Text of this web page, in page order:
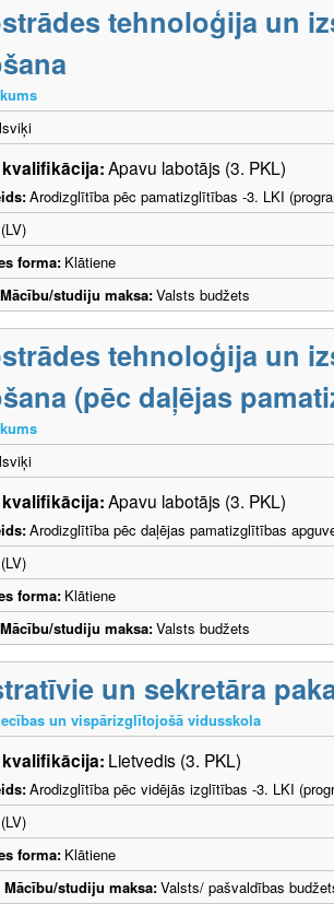
tehnoloģija un
Apavu labotājs (3. PKL)
Arodizglītība pēc pamatizglītības -3. LKI
forma: Klātiene
Mācību/studiju maksa:Valsts budžets
tehnoloģija un
(pēc daļējas
Apavu labotājs (3. PKL)
Arodizglītība pēc daļējas pamatizglītības
forma: Klātiene
Mācību/studiju maksa:Valsts budžets
un sekretāra
un vispārizglītojošā vidusskola
Lietvedis (3. PKL)
Arodizglītība pēc vidējās izglītības -3. LKI
forma: Klātiene
Mācību/studiju maksa:Valsts/ pašvaldības